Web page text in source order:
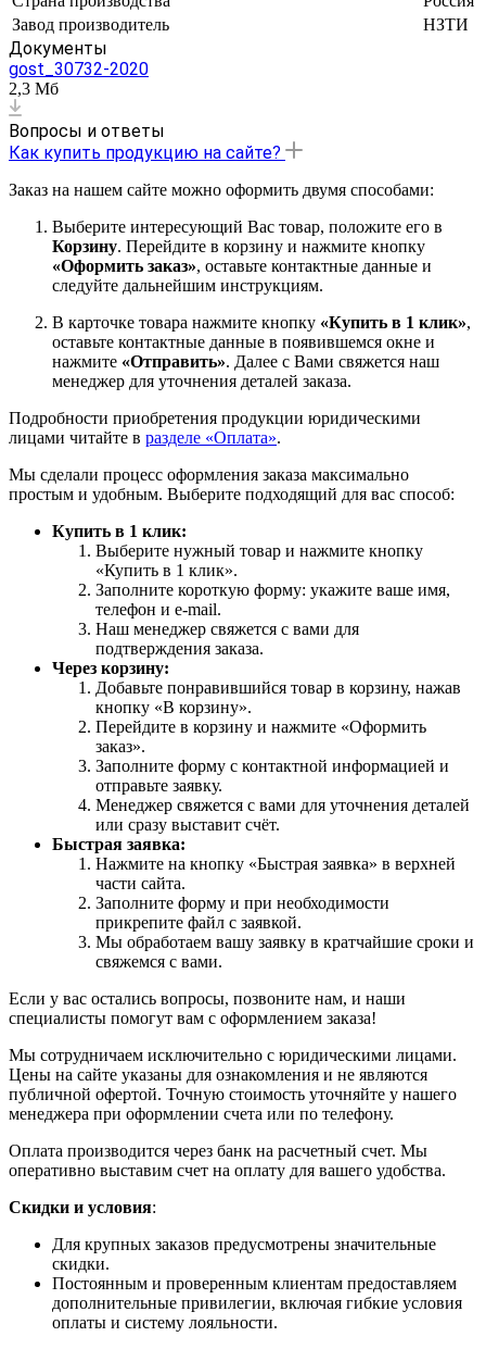
Завод производитель
НЗТИ
Документы
gost_30732-2020
2,3 Мб
Вопросы и ответы
Как купить продукцию на сайте?
Заказ на нашем сайте можно оформить двумя способами:
Выберите интересующий Вас товар, положите его в
Корзину. Перейдите в корзину и нажмите кнопку
«Оформить заказ», оставьте контактные данные и
следуйте дальнейшим инструкциям.
В карточке товара нажмите кнопку «Купить в 1 клик»,
оставьте контактные данные в появившемся окне и
нажмите «Отправить». Далее с Вами свяжется наш
менеджер для уточнения деталей заказа.
Подробности приобретения продукции юридическими
лицами читайте в разделе «Оплата».
Мы сделали процесс оформления заказа максимально
простым и удобным. Выберите подходящий для вас способ:
Купить в 1 клик:
Выберите нужный товар и нажмите кнопку
«Купить в 1 клик».
Заполните короткую форму: укажите ваше имя,
телефон и e-mail.
Наш менеджер свяжется с вами для
подтверждения заказа.
Через корзину:
Добавьте понравившийся товар в корзину, нажав
кнопку «В корзину».
Перейдите в корзину и нажмите «Оформить
заказ».
Заполните форму с контактной информацией и
отправьте заявку.
Менеджер свяжется с вами для уточнения деталей
или сразу выставит счёт.
Быстрая заявка:
Нажмите на кнопку «Быстрая заявка» в верхней
части сайта.
Заполните форму и при необходимости
прикрепите файл с заявкой.
Мы обработаем вашу заявку в кратчайшие сроки и
свяжемся с вами.
Если у вас остались вопросы, позвоните нам, и наши
специалисты помогут вам с оформлением заказа!
Мы сотрудничаем исключительно с юридическими лицами.
Цены на сайте указаны для ознакомления и не являются
публичной офертой. Точную стоимость уточняйте у нашего
менеджера при оформлении счета или по телефону.
Оплата производится через банк на расчетный счет. Мы
оперативно выставим счет на оплату для вашего удобства.
Скидки и условия:
Для крупных заказов предусмотрены значительные
скидки.
Постоянным и проверенным клиентам предоставляем
дополнительные привилегии, включая гибкие условия
оплаты и систему лояльности.